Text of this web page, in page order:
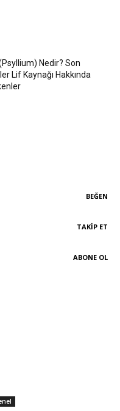
Nedir? Son
Lif Kaynağı Hakkında
BEĞEN
TAKIP ET
ABONE OL